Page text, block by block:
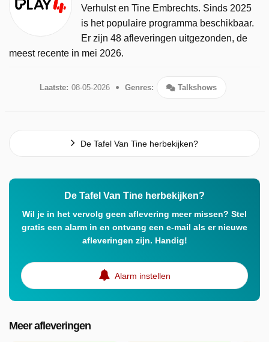
Verhulst en Tine Embrechts. Sinds 2025
is het populaire programma beschikbaar.
Er zijn 48 afleveringen uitgezonden, de
meest recente in mei 2026.
Laatste: 08-05-2026 Genres: Talkshows
De Tafel Van Tine herbekijken?
De Tafel Van Tine herbekijken?
Wil je in het vervolg geen aflevering meer missen? Stel
gratis een alarm in en ontvang een e-mail als er nieuwe
afleveringen zijn. Handig!
Alarm instellen
Meer afleveringen